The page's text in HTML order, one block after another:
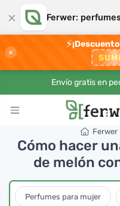
× Ferwer:
×
⚡
Envío gratis en
Ferwer
Cómo hacer
de melón
Perfumes para mujer